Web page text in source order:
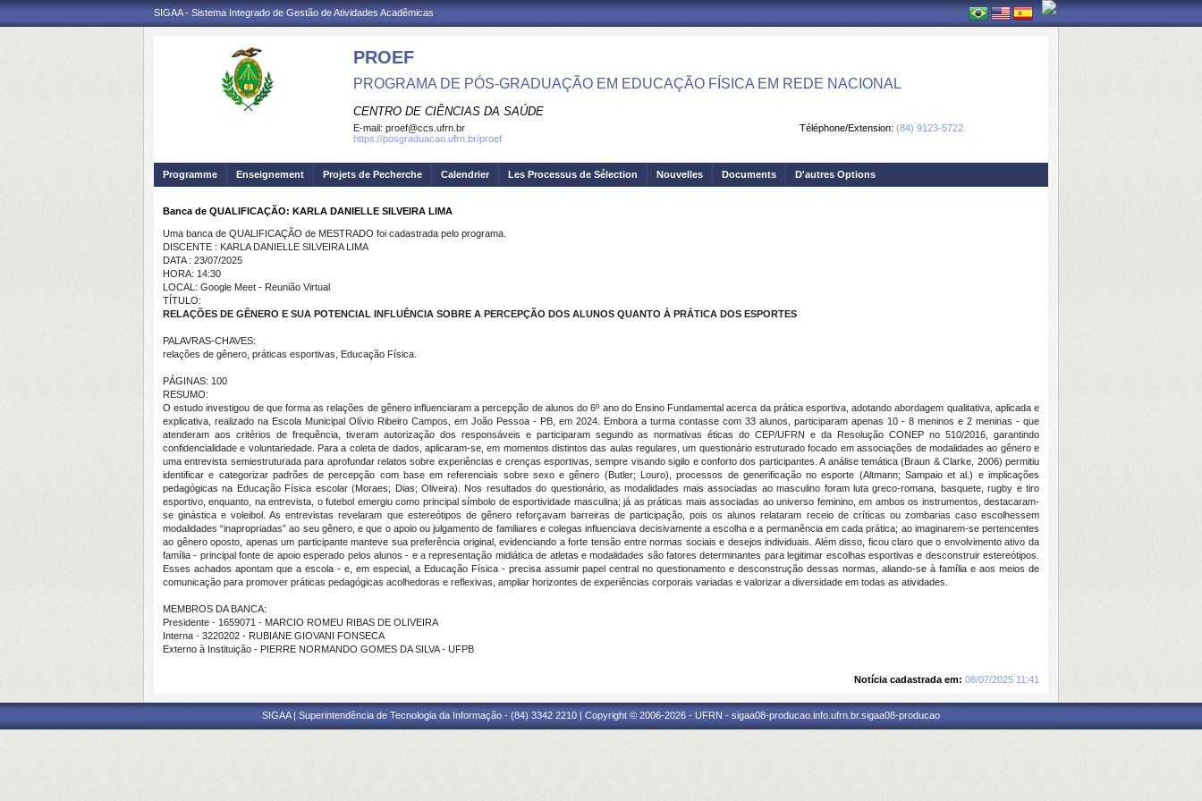
SIGAA - Sistema Integrado de Gestão de Atividades Acadêmicas
PROEF
PROGRAMA DE PÓS-GRADUAÇÃO EM EDUCAÇÃO FÍSICA EM REDE NACIONAL
CENTRO DE CIÊNCIAS DA SAÚDE
Téléphone/Extension: (84) 9123-5722
E-mail: proef@ccs.ufrn.br
https://posgraduacao.ufrn.br/proef
Programme Enseignement Projets de Pecherche Calendrier Les Processus de Sélection Nouvelles Documents D'autres Options
Banca de QUALIFICAÇÃO: KARLA DANIELLE SILVEIRA LIMA
Uma banca de QUALIFICAÇÃO de MESTRADO foi cadastrada pelo programa.
DISCENTE : KARLA DANIELLE SILVEIRA LIMA
DATA : 23/07/2025
HORA: 14:30
LOCAL: Google Meet - Reunião Virtual
TÍTULO:
RELAÇÕES DE GÊNERO E SUA POTENCIAL INFLUÊNCIA SOBRE A PERCEPÇÃO DOS ALUNOS QUANTO À PRÁTICA DOS ESPORTES
PALAVRAS-CHAVES:
relações de gênero, práticas esportivas, Educação Física.
PÁGINAS: 100
RESUMO:
O estudo investigou de que forma as relações de gênero influenciaram a percepção de alunos do 6º ano do Ensino Fundamental acerca da prática esportiva, adotando abordagem qualitativa, aplicada e
explicativa, realizado na Escola Municipal Olívio Ribeiro Campos, em João Pessoa - PB, em 2024. Embora a turma contasse com 33 alunos, participaram apenas 10 - 8 meninos e 2 meninas - que
atenderam aos critérios de frequência, tiveram autorização dos responsáveis e participaram segundo as normativas éticas do CEP/UFRN e da Resolução CONEP no 510/2016, garantindo
confidencialidade e voluntariedade. Para a coleta de dados, aplicaram-se, em momentos distintos das aulas regulares, um questionário estruturado focado em associações de modalidades ao gênero e
uma entrevista semiestruturada para aprofundar relatos sobre experiências e crenças esportivas, sempre visando sigilo e conforto dos participantes. A análise temática (Braun & Clarke, 2006) permitiu
identificar e categorizar padrões de percepção com base em referenciais sobre sexo e gênero (Butler; Louro), processos de generificação no esporte (Altmann; Sampaio et al.) e implicações
pedagógicas na Educação Física escolar (Moraes; Dias; Oliveira). Nos resultados do questionário, as modalidades mais associadas ao masculino foram luta greco-romana, basquete, rugby e tiro
esportivo, enquanto, na entrevista, o futebol emergiu como principal símbolo de esportividade masculina; já as práticas mais associadas ao universo feminino, em ambos os instrumentos, destacaram-
se ginástica e voleibol. As entrevistas revelaram que estereótipos de gênero reforçavam barreiras de participação, pois os alunos relataram receio de críticas ou zombarias caso escolhessem
modalidades “inapropriadas” ao seu gênero, e que o apoio ou julgamento de familiares e colegas influenciava decisivamente a escolha e a permanência em cada prática; ao imaginarem-se pertencentes
ao gênero oposto, apenas um participante manteve sua preferência original, evidenciando a forte tensão entre normas sociais e desejos individuais. Além disso, ficou claro que o envolvimento ativo da
família - principal fonte de apoio esperado pelos alunos - e a representação midiática de atletas e modalidades são fatores determinantes para legitimar escolhas esportivas e desconstruir estereótipos.
Esses achados apontam que a escola - e, em especial, a Educação Física - precisa assumir papel central no questionamento e desconstrução dessas normas, aliando-se à família e aos meios de
comunicação para promover práticas pedagógicas acolhedoras e reflexivas, ampliar horizontes de experiências corporais variadas e valorizar a diversidade em todas as atividades.
MEMBROS DA BANCA:
Presidente - 1659071 - MARCIO ROMEU RIBAS DE OLIVEIRA
Interna - 3220202 - RUBIANE GIOVANI FONSECA
Externo à Instituição - PIERRE NORMANDO GOMES DA SILVA - UFPB
Notícia cadastrada em: 08/07/2025 11:41
SIGAA | Superintendência de Tecnologia da Informação - (84) 3342 2210 | Copyright © 2006-2026 - UFRN - sigaa08-producao.info.ufrn.br.sigaa08-producao